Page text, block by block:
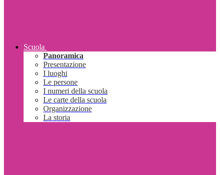
Scuola
Panoramica
Presentazione
I luoghi
Le persone
I numeri della scuola
Le carte della scuola
Organizzazione
La storia